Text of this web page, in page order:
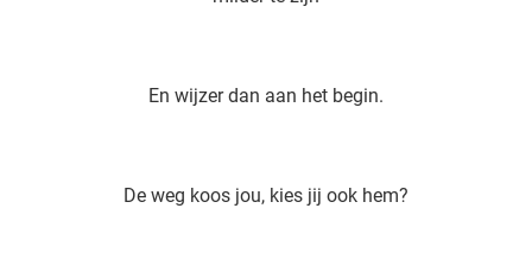
En wijzer dan aan het begin.
De weg koos jou, kies jij ook hem?